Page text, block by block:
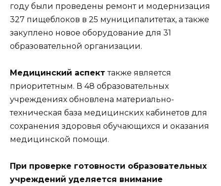
году были проведены ремонт и модернизация
327 пищеблоков в 25 муниципалитетах, а также
закуплено новое оборудование для 31
образовательной организации.
Медицинский аспекттакже является
приоритетным. В 48 образовательных
учреждениях обновлена материально-
техническая база медицинских кабинетов для
сохранения здоровья обучающихся и оказания
медицинской помощи.
При проверке готовности образовательных
учреждений уделяется внимание